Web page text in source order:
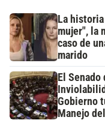
La
mujer", la
caso de
marido
El
Gobierno
Manejo